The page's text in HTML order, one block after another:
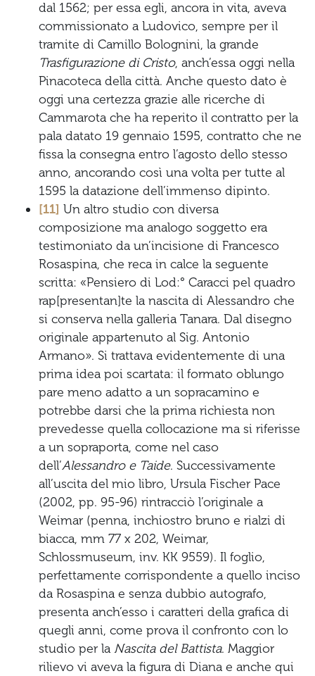
dal 1562; per essa egli, ancora in vita, aveva
commissionato a Ludovico, sempre per il
tramite di Camillo Bolognini, la grande
Trasfigurazione di Cristo, anch’essa oggi nella
Pinacoteca della città. Anche questo dato è
oggi una certezza grazie alle ricerche di
Cammarota che ha reperito il contratto per la
pala datato 19 gennaio 1595, contratto che ne
fissa la consegna entro l’agosto dello stesso
anno, ancorando così una volta per tutte al
1595 la datazione dell’immenso dipinto.
[11] Un altro studio con diversa
composizione ma analogo soggetto era
testimoniato da un’incisione di Francesco
Rosaspina, che reca in calce la seguente
scritta: «Pensiero di Lod:° Caracci pel quadro
rap[presentan]te la nascita di Alessandro che
si conserva nella galleria Tanara. Dal disegno
originale appartenuto al Sig. Antonio
Armano». Si trattava evidentemente di una
prima idea poi scartata: il formato oblungo
pare meno adatto a un sopracamino e
potrebbe darsi che la prima richiesta non
prevedesse quella collocazione ma si riferisse
a un sopraporta, come nel caso
dell’Alessandro e Taide. Successivamente
all’uscita del mio libro, Ursula Fischer Pace
(2002, pp. 95-96) rintracciò l’originale a
Weimar (penna, inchiostro bruno e rialzi di
biacca, mm 77 x 202, Weimar,
Schlossmuseum, inv. KK 9559). Il foglio,
perfettamente corrispondente a quello inciso
da Rosaspina e senza dubbio autografo,
presenta anch’esso i caratteri della grafica di
quegli anni, come prova il confronto con lo
studio per la Nascita del Battista. Maggior
rilievo vi aveva la figura di Diana e anche qui